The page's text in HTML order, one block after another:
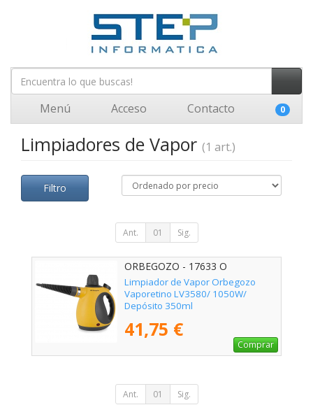
Menú Acceso Contacto 0
Limpiadores de Vapor (1 art.)
Filtro
Ant. 01 Sig.
ORBEGOZO - 17633 O
Limpiador de Vapor Orbegozo
Vaporetino LV3580/ 1050W/
Depósito 350ml
41,75 €
Comprar
Ant. 01 Sig.